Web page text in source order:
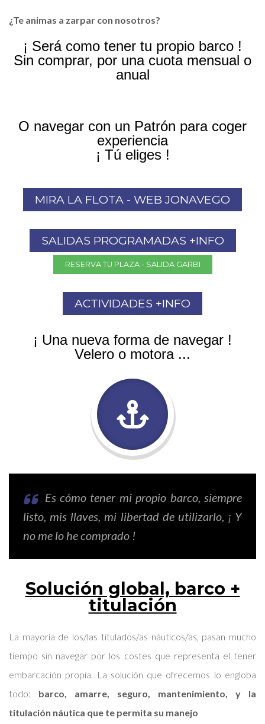
¿Te animas a zarpar con nosotros?
¡ Será como tener tu propio barco !
Sin comprar, por una cuota mensual o
anual
O navegar con un Patrón para coger
experiencia
¡ Tú eliges !
MIRA LA FLOTA - WEB JONAVEGO
SALIDAS PROGRAMADAS +INFO
RESERVA TU PLAZA - SALIDA GARBI
ACTIVIDADES +INFO
¡ Una nueva forma de navegar !
Velero o motora ...
Es cómo tener mi propio barco, siempre
listo, mis llaves, mi libertad de utilizarlo, ¡ Y
no me lo he comprado !
Solución global, barco +
titulación
La mayoría de los/las titulados/as náuticos/as, pasan mucho
tiempo sin navegar por los costes que representa el tener
embarcación propia. La solución que ofrecemos lo engloba
todo: barco, amarre, seguro, mantenimiento, y la
titulación náutica que te permita su manejo